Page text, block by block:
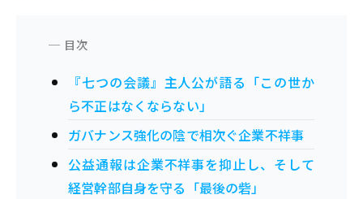
『七つの会議』主人公が語る「この世か
ら不正はなくならない」
ガバナンス強化の陰で相次ぐ企業不祥事
公益通報は企業不祥事を抑止し、そして
経営幹部自身を守る「最後の砦」